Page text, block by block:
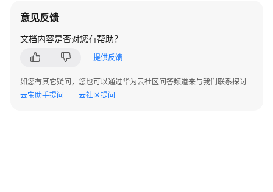
意见反馈
文档内容是否对您有帮助？
提供反馈
如您有其它疑问，您也可以通过华为云社区问答频道来与我们联系探讨
云宝助手提问
云社区提问